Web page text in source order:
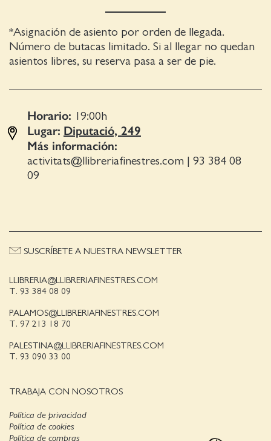
*Asignación de asiento por orden de llegada.
Número de butacas limitado. Si al llegar no quedan
asientos libres, su reserva pasa a ser de pie.
Horario: 19:00 h
Lugar: Diputació, 249
Más información:
activitats@llibreriafinestres.com
93 384 08
09
LLIBRERIA@LLIBRERIAFINESTRES.COM
T. 93 384 08 09
PALAMOS@LLIBRERIAFINESTRES.COM
T. 97 213 18 70
PALESTINA@LLIBRERIAFINESTRES.COM
T. 93 090 33 00
TRABAJA CON NOSOTROS
SUSCRÍBETE A NUESTRA NEWSLETTER
Política de privacidad
Política de cookies
Política de compras